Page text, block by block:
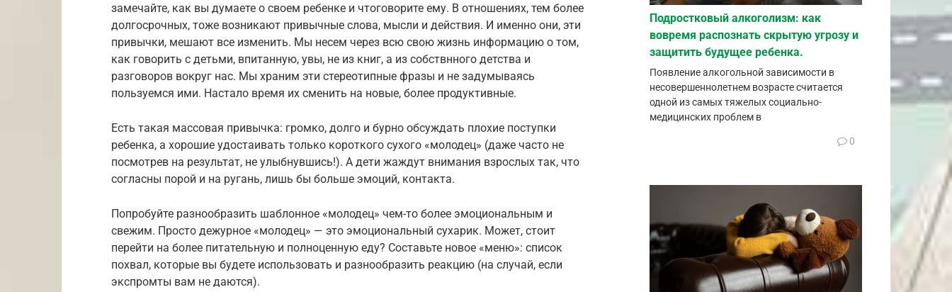
замечайте, как вы думаете о своем ребенке и чтоговорите ему. В отношениях, тем более
долгосрочных, тоже возникают привычные слова, мысли и действия. И именно они, эти
привычки, мешают все изменить. Мы несем через всю свою жизнь информацию о том,
как говорить с детьми, впитанную, увы, не из книг, а из собствнного детства и
разговоров вокруг нас. Мы храним эти стереотипные фразы и не задумываясь
пользуемся ими. Настало время их сменить на новые, более продуктивные.
Есть такая массовая привычка: громко, долго и бурно обсуждать плохие поступки
ребенка, а хорошие удостаивать только короткого сухого «молодец» (даже часто не
посмотрев на результат, не улыбнувшись!). А дети жаждут внимания взрослых так, что
согласны порой и на ругань, лишь бы больше эмоций, контакта.
Попробуйте разнообразить шаблонное «молодец» чем-то более эмоциональным и
свежим. Просто дежурное «молодец» — это эмоциональный сухарик. Может, стоит
перейти на более питательную и полноценную еду? Составьте новое «меню»: список
похвал, которые вы будете использовать и разнообразить реакцию (на случай, если
экспромты вам не даются).
Подростковый алкоголизм: как
вовремя распознать скрытую угрозу и
защитить будущее ребенка.
Появление алкогольной зависимости в
несовершеннолетнем возрасте считается
одной из самых тяжелых социально-
медицинских проблем в
0